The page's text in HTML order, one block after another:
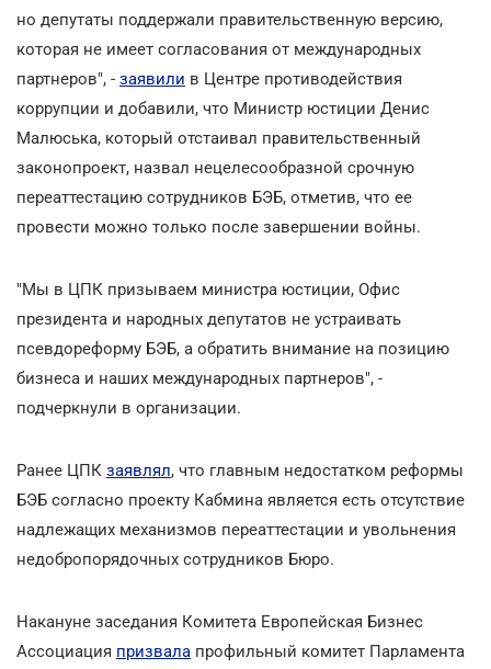
но депутаты поддержали правительственную версию,
которая не имеет согласования от международных
партнеров", - заявили в Центре противодействия
коррупции и добавили, что Министр юстиции Денис
Малюська, который отстаивал правительственный
законопроект, назвал нецелесообразной срочную
переаттестацию сотрудников БЭБ, отметив, что ее
провести можно только после завершении войны.
"Мы в ЦПК призываем министра юстиции, Офис
президента и народных депутатов не устраивать
псевдореформу БЭБ, а обратить внимание на позицию
бизнеса и наших международных партнеров", -
подчеркнули в организации.
Ранее ЦПК заявлял, что главным недостатком реформы
БЭБ согласно проекту Кабмина является есть отсутствие
надлежащих механизмов переаттестации и увольнения
недобропорядочных сотрудников Бюро.
Накануне заседания Комитета Европейская Бизнес
Ассоциация призвала профильный комитет Парламента